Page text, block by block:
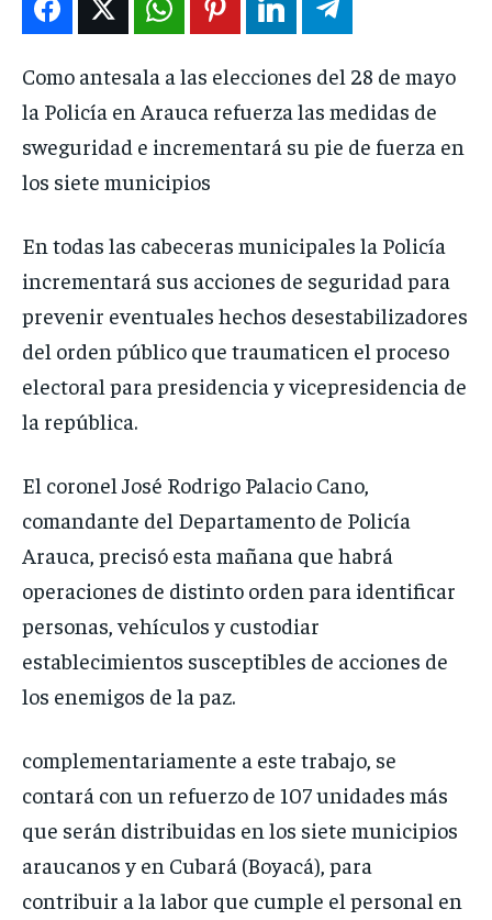
ENTRETENIMIENTO
EN VIVO
NOSOTROS
INSTITUCIONAL
PUATE CON NOSOTROS
ENTRETENIMIENTO
EN VIVO
NOSOTROS
INSTITUCIONAL
PUATE CON NOSOTROS
ENTRETENIMIENTO
EN VIVO
NOSOTROS
INSTITUCIONAL
PUATE CON NOSOTROS
ENTRETENIMIENTO
EN VIVO
NOSOTROS
INSTITUCIONAL
PUATE CON NOSOTROS
Como antesala a las elecciones del 28 de mayo
la Policía en Arauca refuerza las medidas de
sweguridad e incrementará su pie de fuerza en
los siete municipios
En todas las cabeceras municipales la Policía
incrementará sus acciones de seguridad para
prevenir eventuales hechos desestabilizadores
del orden público que traumaticen el proceso
electoral para presidencia y vicepresidencia de
la república.
El coronel José Rodrigo Palacio Cano,
comandante del Departamento de Policía
Arauca, precisó esta mañana que habrá
operaciones de distinto orden para identificar
personas, vehículos y custodiar
establecimientos susceptibles de acciones de
los enemigos de la paz.
complementariamente a este trabajo, se
contará con un refuerzo de 107 unidades más
que serán distribuidas en los siete municipios
araucanos y en Cubará (Boyacá), para
contribuir a la labor que cumple el personal en